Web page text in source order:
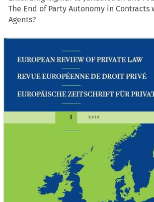
The End of Party Autonomy in
Agents?